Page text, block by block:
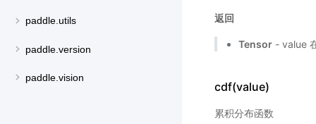
paddle.utils
paddle.version
paddle.vision
返回
Tensor - value
cdf(value)
累积分布函数